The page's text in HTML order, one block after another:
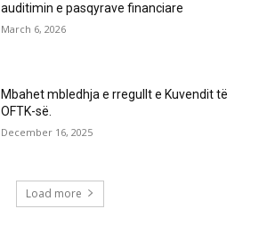
auditimin e pasqyrave financiare
March 6, 2026
Mbahet mbledhja e rregullt e Kuvendit të
OFTK-së.
December 16, 2025
Load more